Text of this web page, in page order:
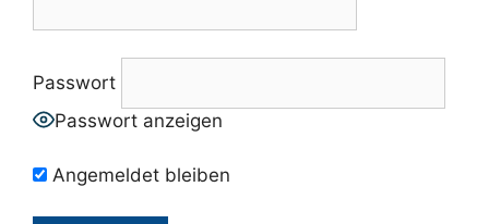
Passwort
Passwort anzeigen
Angemeldet bleiben